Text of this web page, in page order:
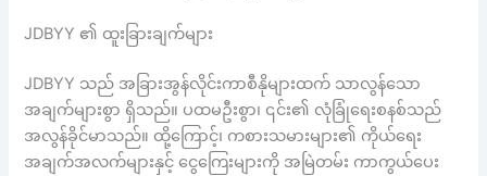
JDBYY ၏ ထူးခြားချက်များ
JDBYY သည် အခြားအွန်လိုင်းကာစီနိုများထက် သာလွန်သော
အချက်များစွာ ရှိသည်။ ပထမဦးစွာ၊ ၎င်း၏ လုံခြုံရေးစနစ်သည်
အလွန်ခိုင်မာသည်။ ထို့ကြောင့်၊ ကစားသမားများ၏ ကိုယ်ရေး
အချက်အလက်များနှင့် ငွေကြေးများကို အမြဲတမ်း ကာကွယ်ပေး